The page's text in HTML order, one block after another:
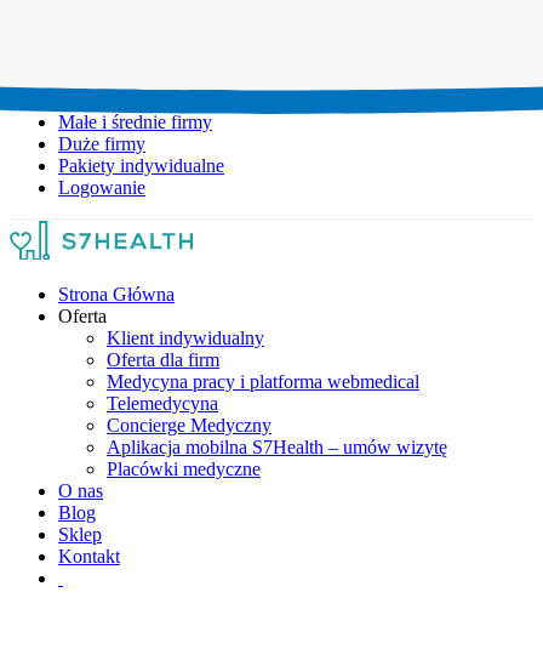
Małe i średnie firmy
Duże firmy
Pakiety indywidualne
Logowanie
Strona Główna
Oferta
Klient indywidualny
Oferta dla firm
Medycyna pracy i platforma webmedical
Telemedycyna
Concierge Medyczny
Aplikacja mobilna S7Health – umów wizytę
Placówki medyczne
O nas
Blog
Sklep
Kontakt